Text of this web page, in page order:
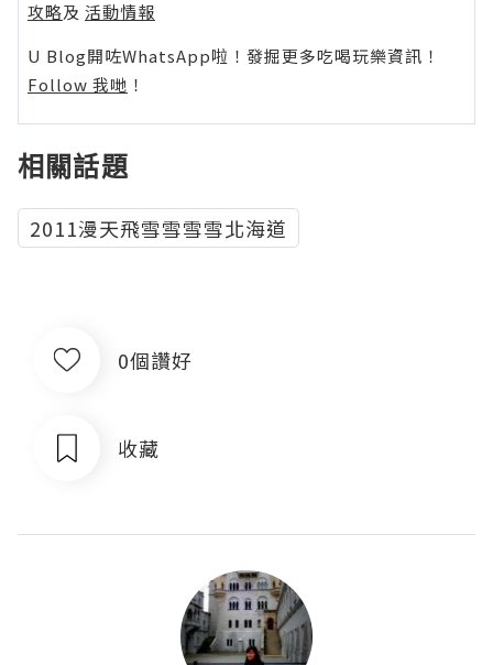
攻略及 活動情報
U Blog開咗WhatsApp啦！發掘更多吃喝玩樂資訊！
Follow 我哋 ！
相關話題
2011漫天飛雪雪雪雪北海道
0個讚好
收藏